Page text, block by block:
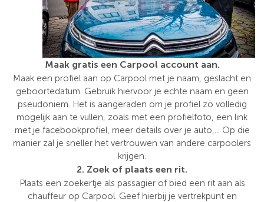
Maak gratis een Carpool account aan.
Maak een profiel aan op Carpool met je naam, geslacht en
geboortedatum. Gebruik hiervoor je echte naam en geen
pseudoniem. Het is aangeraden om je profiel zo volledig
mogelijk aan te vullen, zoals met een profielfoto, een link
met je facebookprofiel, meer details over je auto,... Op die
manier zal je sneller het vertrouwen van andere carpoolers
krijgen.
2. Zoek of plaats een rit.
Plaats een zoekertje als passagier of bied een rit aan als
chauffeur op Carpool. Geef hierbij je vertrekpunt en